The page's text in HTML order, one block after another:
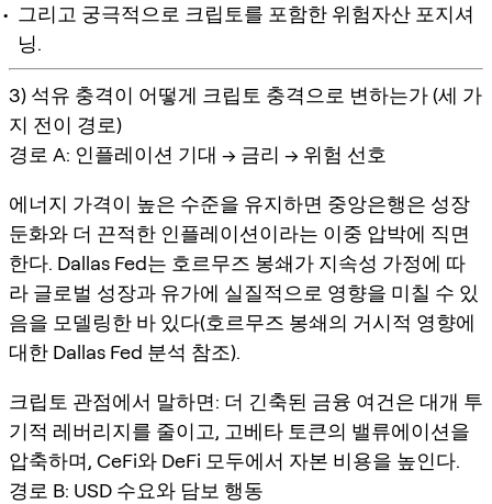
그리고 궁극적으로 크립토를 포함한 위험자산 포지셔
닝.
3) 석유 충격이 어떻게 크립토 충격으로 변하는가 (세 가
지 전이 경로)
경로 A: 인플레이션 기대 → 금리 → 위험 선호
에너지 가격이 높은 수준을 유지하면 중앙은행은 성장
둔화와 더 끈적한 인플레이션이라는 이중 압박에 직면
한다. Dallas Fed는 호르무즈 봉쇄가 지속성 가정에 따
라 글로벌 성장과 유가에 실질적으로 영향을 미칠 수 있
음을 모델링한 바 있다(호르무즈 봉쇄의 거시적 영향에
대한 Dallas Fed 분석 참조).
크립토 관점에서 말하면: 더 긴축된 금융 여건은 대개 투
기적 레버리지를 줄이고, 고베타 토큰의 밸류에이션을
압축하며, CeFi와 DeFi 모두에서 자본 비용을 높인다.
경로 B: USD 수요와 담보 행동